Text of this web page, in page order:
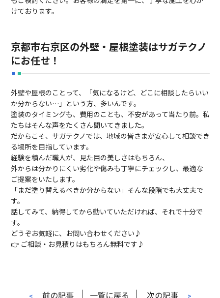
けております。
京都市右京区の外壁・屋根塗装はサガテクノ
にお任せ！
外壁や屋根のことって、「気になるけど、どこに相談したらいい
か分からない…」という方、多いんです。
塗装のタイミングも、費用のことも、不安があって当たり前。私
たちはそんな声をたくさん聞いてきました。
だからこそ、サガテクノでは、地域の皆さまが安心して相談でき
る場所を目指しています。
経験を積んだ職人が、見た目の美しさはもちろん、
外からは分かりにくい劣化や傷みも丁寧にチェックし、最適な
ご提案をいたします。
「まだ塗り替えるべきか分からない」そんな段階でも大丈夫で
す。
話してみて、納得してから動いていただければ、それで十分で
す。
どうぞお気軽に、お問い合わせください♪
👉 ご相談・お見積りはもちろん無料です♪
< 前の記事 一覧に戻る 次の記事 >